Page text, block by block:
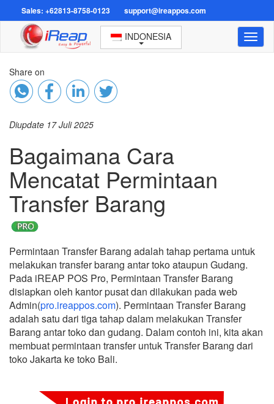
Sales: +62813-8758-0123 support@ireappos.com
INDONESIA
Share on
Diupdate 17 Juli 2025
Bagaimana Cara
Mencatat Permintaan
Transfer Barang
Permintaan Transfer Barang adalah tahap pertama untuk
melakukan transfer barang antar toko ataupun Gudang.
Pada iREAP POS Pro, Permintaan Transfer Barang
disiapkan oleh kantor pusat dan dilakukan pada web
Admin(pro.ireappos.com). Permintaan Transfer Barang
adalah satu dari tiga tahap dalam melakukan Transfer
Barang antar toko dan gudang. Dalam contoh ini, kita akan
membuat permintaan transfer untuk Transfer Barang dari
toko Jakarta ke toko Bali.